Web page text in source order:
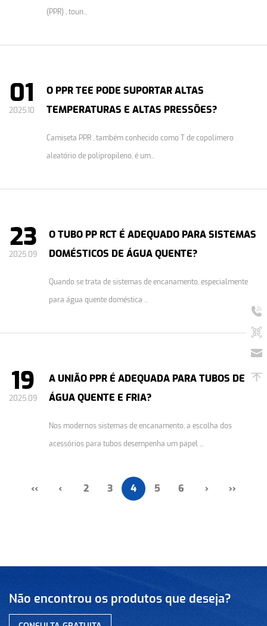
(PPR) , toun...
01
2025.10
O PPR TEE PODE SUPORTAR ALTAS
TEMPERATURAS E ALTAS PRESSÕES?
Camiseta PPR , também conhecido como T de copolímero
aleatório de polipropileno, é um...
23
2025.09
O TUBO PP RCT É ADEQUADO PARA SISTEMAS
DOMÉSTICOS DE ÁGUA QUENTE?
Quando se trata de sistemas de encanamento, especialmente
para água quente doméstica ...
19
2025.09
A UNIÃO PPR É ADEQUADA PARA TUBOS DE
ÁGUA QUENTE E FRIA?
Nos modernos sistemas de encanamento, a escolha dos
acessórios para tubos desempenha um papel ...
‹‹ ‹ 2 3 4 5 6 › ››
Não encontrou os produtos que deseja?